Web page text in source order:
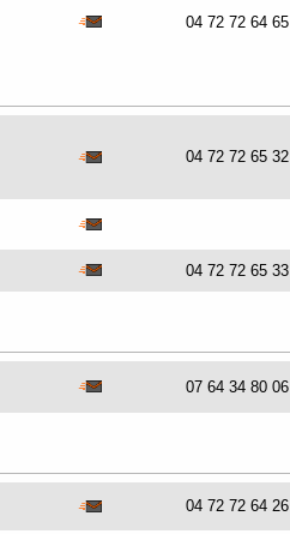
04 72 72 64 65
04 72 72 65 32
04 72 72 65 33
07 64 34 80 06
04 72 72 64 26